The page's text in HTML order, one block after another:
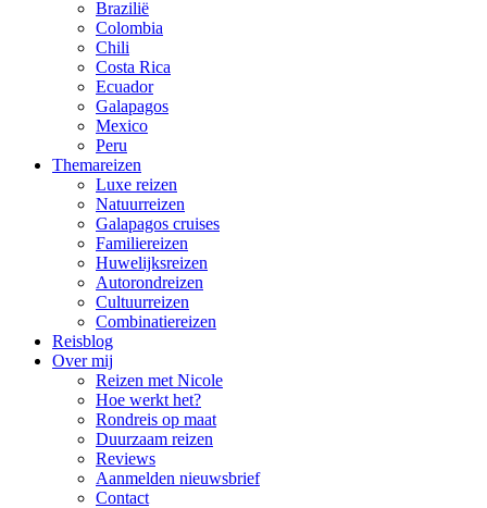
Brazilië
Colombia
Chili
Costa Rica
Ecuador
Galapagos
Mexico
Peru
Themareizen
Luxe reizen
Natuurreizen
Galapagos cruises
Familiereizen
Huwelijksreizen
Autorondreizen
Cultuurreizen
Combinatiereizen
Reisblog
Over mij
Reizen met Nicole
Hoe werkt het?
Rondreis op maat
Duurzaam reizen
Reviews
Aanmelden nieuwsbrief
Contact